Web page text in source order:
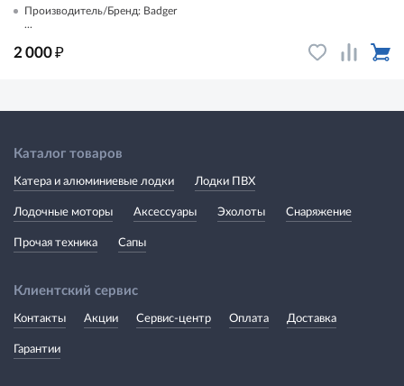
Производитель/Бренд: Badger
...
2 000₽
Каталог товаров
Катера и алюминиевые лодки Лодки ПВХ
Лодочные моторы Аксессуары Эхолоты Снаряжение
Прочая техника Сапы
Клиентский сервис
Контакты Акции Сервис-центр Оплата Доставка
Гарантии